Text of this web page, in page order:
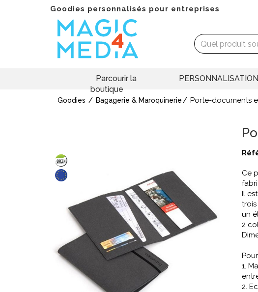
Goodies personnalisés pour entreprises
Parcourir la
boutique
PERSONNALISATION
Goodies Bagagerie & Maroquinerie Porte-documents
Ce
Il
un
2
1.
2.